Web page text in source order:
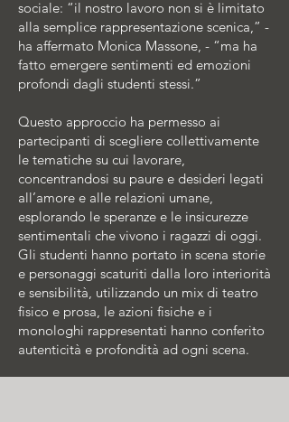
sociale: “il nostro lavoro non si è limitato
alla semplice rappresentazione scenica,” -
ha affermato Monica Massone, - “ma ha
fatto emergere sentimenti ed emozioni
profondi dagli studenti stessi.”
Questo approccio ha permesso ai
partecipanti di scegliere collettivamente
le tematiche su cui lavorare,
concentrandosi su paure e desideri legati
all’amore e alle relazioni umane,
esplorando le speranze e le insicurezze
sentimentali che vivono i ragazzi di oggi.
Gli studenti hanno portato in scena storie
e personaggi scaturiti dalla loro interiorità
e sensibilità, utilizzando un mix di teatro
fisico e prosa, le azioni fisiche e i
monologhi rappresentati hanno conferito
autenticità e profondità ad ogni scena.